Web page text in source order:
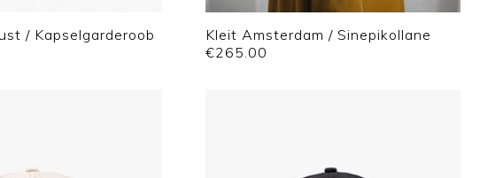
/ Kapselgarderoob
Kleit Amsterdam / Sinepikollane
€265.00